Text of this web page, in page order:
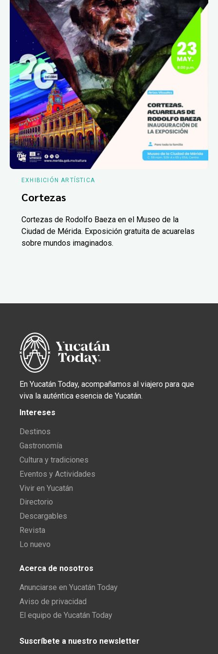
EXHIBICIÓN ARTÍSTICA
Cortezas
Cortezas de Rodolfo Baeza en el Museo de la
Ciudad de Mérida. Exposición gratuita de acuarelas
sobre mundos imaginados.
En Yucatán Today, acompañamos al viajero para que
viva la auténtica esencia de Yucatán.
Intereses
Destinos
Gastronomía
Cultura y tradiciones
Eventos y Actividades
Vivir en Yucatán
Directorio
Descargables
Revista
Lo nuevo
Acerca de nosotros
Anunciarse en Yucatán Today
Aviso de privacidad
El equipo de Yucatán Today
Suscríbete a nuestro newsletter